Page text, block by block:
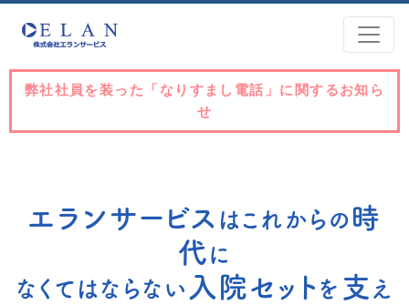
弊社社員を装った「なりすまし電話」に関するお知ら
せ
エランサービス はこれからの時
代に
なくてはならない 入院セット を 支 え